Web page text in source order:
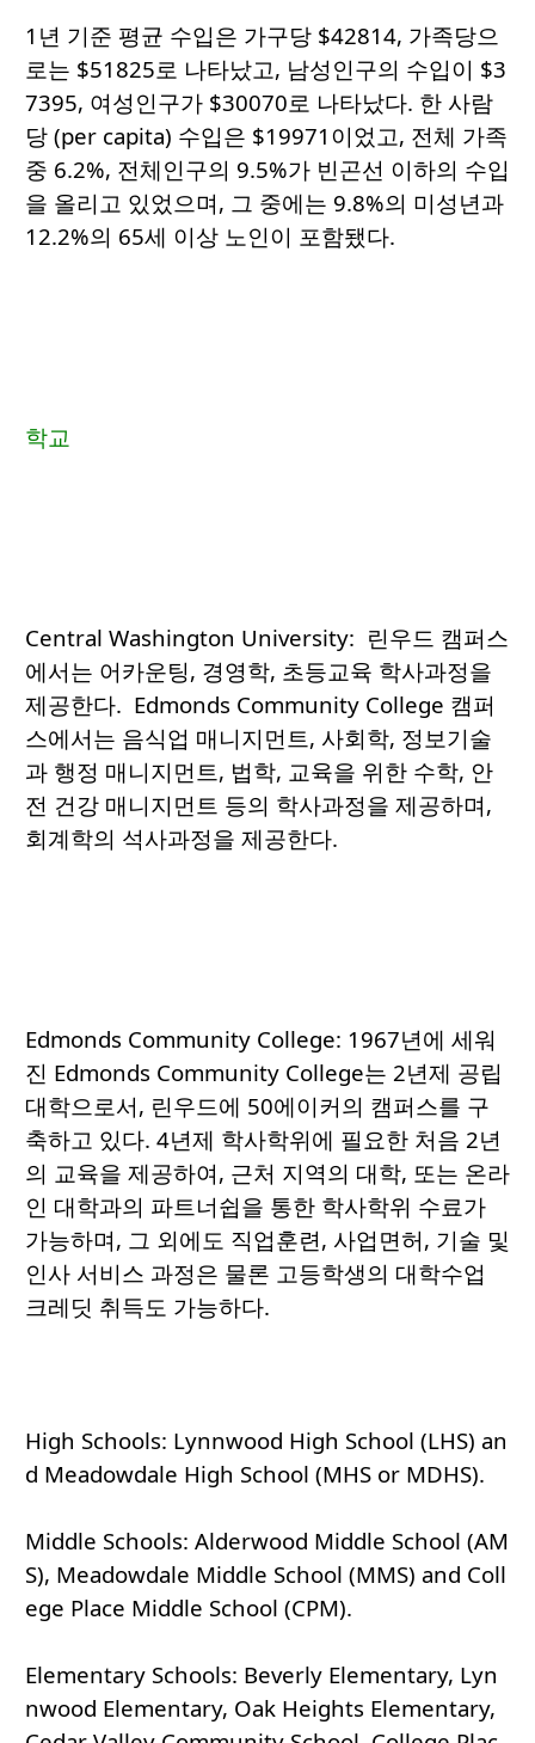
1년 기준 평균 수입은 가구당 $42814, 가족당으
로는 $51825로 나타났고, 남성인구의 수입이 $3
7395, 여성인구가 $30070로 나타났다. 한 사람
당 (per capita) 수입은 $19971이었고, 전체 가족
중 6.2%, 전체인구의 9.5%가 빈곤선 이하의 수입
을 올리고 있었으며, 그 중에는 9.8%의 미성년과
12.2%의 65세 이상 노인이 포함됐다.
학교
Central Washington University: 린우드 캠퍼스
에서는 어카운팅, 경영학, 초등교육 학사과정을
제공한다. Edmonds Community College 캠퍼
스에서는 음식업 매니지먼트, 사회학, 정보기술
과 행정 매니지먼트, 법학, 교육을 위한 수학, 안
전 건강 매니지먼트 등의 학사과정을 제공하며,
회계학의 석사과정을 제공한다.
Edmonds Community College: 1967년에 세워
진 Edmonds Community College는 2년제 공립
대학으로서, 린우드에 50에이커의 캠퍼스를 구
축하고 있다. 4년제 학사학위에 필요한 처음 2년
의 교육을 제공하여, 근처 지역의 대학, 또는 온라
인 대학과의 파트너쉽을 통한 학사학위 수료가
가능하며, 그 외에도 직업훈련, 사업면허, 기술 및
인사 서비스 과정은 물론 고등학생의 대학수업
크레딧 취득도 가능하다.
High Schools: Lynnwood High School (LHS) an
d Meadowdale High School (MHS or MDHS).
Middle Schools: Alderwood Middle School (AM
S), Meadowdale Middle School (MMS) and Coll
ege Place Middle School (CPM).
Elementary Schools: Beverly Elementary, Lyn
nwood Elementary, Oak Heights Elementary,